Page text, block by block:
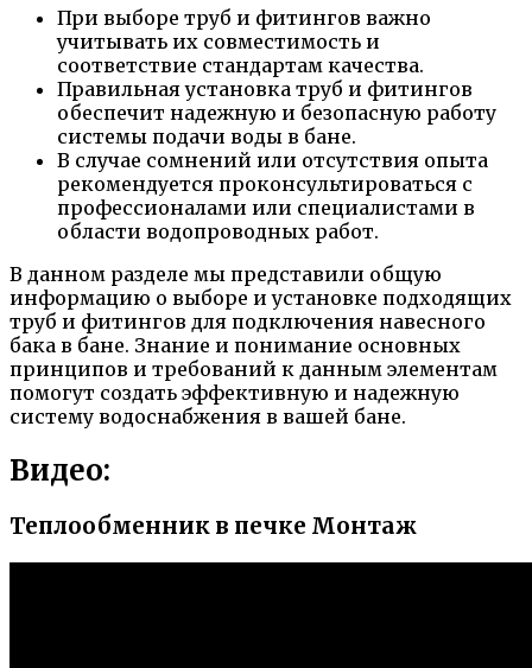
При выборе труб и фитингов важно
учитывать их совместимость и
соответствие стандартам качества.
Правильная установка труб и фитингов
обеспечит надежную и безопасную работу
системы подачи воды в бане.
В случае сомнений или отсутствия опыта
рекомендуется проконсультироваться с
профессионалами или специалистами в
области водопроводных работ.
В данном разделе мы представили общую
информацию о выборе и установке подходящих
труб и фитингов для подключения навесного
бака в бане. Знание и понимание основных
принципов и требований к данным элементам
помогут создать эффективную и надежную
систему водоснабжения в вашей бане.
Видео:
Теплообменник в печке Монтаж